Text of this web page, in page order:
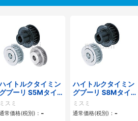
イトルクタイミン
グプーリ S5Mタイ
プ
ミスミ
常価格(税別)： -
ハイトルクタイミン
グプーリ S8Mタイ
プ
ミスミ
通常価格(税別)： -